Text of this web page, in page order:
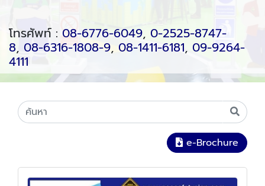
โทรศัพท์ : 08-6776-6049, 0-2525-8747-
8, 08-6316-1808-9, 08-1411-6181, 09-9264-
4111
e-Brochure